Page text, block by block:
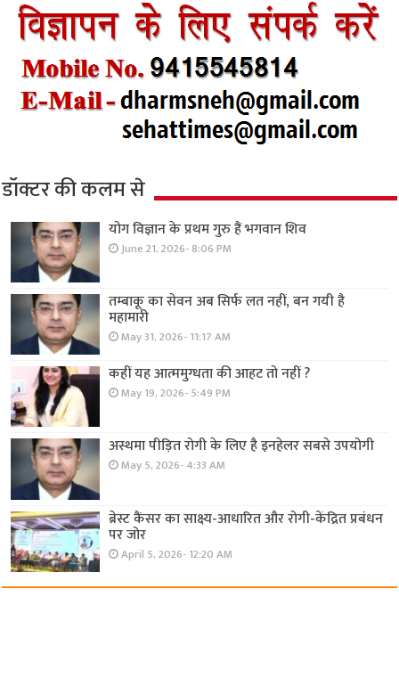
डॉक्टर की कलम से
योग विज्ञान के प्रथम गुरु हैं भगवान शिव
June 21, 2026- 8:06 PM
तम्बाकू का सेवन अब सिर्फ लत नहीं, बन गयी है
महामारी
May 31, 2026- 11:17 AM
कहीं यह आत्ममुग्धता की आहट तो नहीं ?
May 19, 2026- 5:49 PM
अस्थमा पीड़ित रोगी के लिए है इनहेलर सबसे उपयोगी
May 5, 2026- 4:33 AM
ब्रेस्ट कैंसर का साक्ष्य-आधारित और रोगी-केंद्रित प्रबंधन
पर जोर
April 5, 2026- 12:20 AM